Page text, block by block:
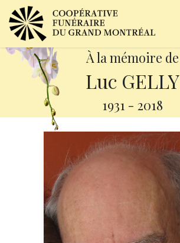
À la mémoire de
Luc GELLY
1931 - 2018